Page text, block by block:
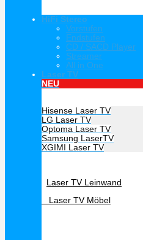
HiFi Stereo
Vorstufen
Endstufen
CD / SACD Player
Streamer
All in One
Laser TV
NEU
Hisense Laser TV
LG Laser TV
Optoma Laser TV
Samsung LaserTV
XGIMI Laser TV
Laser TV Leinwand
Laser TV Möbel